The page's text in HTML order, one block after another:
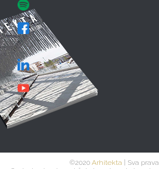
©2020 Arhitekta | Sva